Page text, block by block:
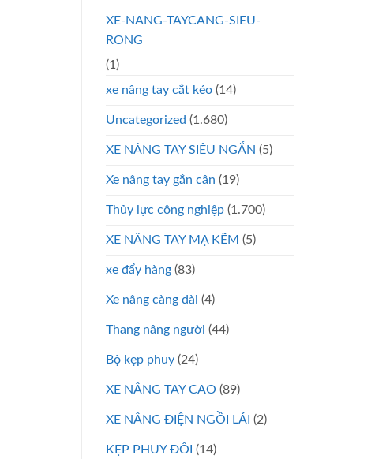
XE-NANG-TAYCANG-SIEU-
RONG
(1)
xe nâng tay cắt kéo (14)
Uncategorized (1.680)
XE NÂNG TAY SIÊU NGẮN (5)
Xe nâng tay gắn cân (19)
Thủy lực công nghiệp (1.700)
XE NÂNG TAY MẠ KẼM (5)
xe đẩy hàng (83)
Xe nâng càng dài (4)
Thang nâng người (44)
Bộ kẹp phuy (24)
XE NÂNG TAY CAO (89)
XE NÂNG ĐIỆN NGỒI LÁI (2)
KẸP PHUY ĐÔI (14)